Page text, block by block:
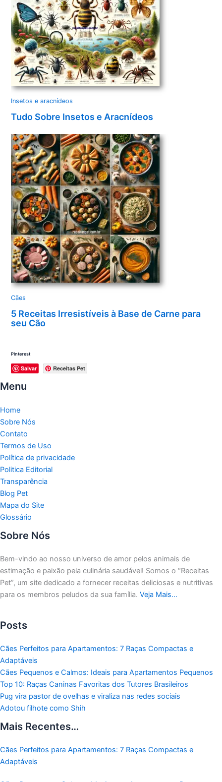
Insetos e aracnídeos
Tudo Sobre Insetos e Aracnídeos
Cães
5 Receitas Irresistíveis à Base de Carne para
seu Cão
Pinterest
Salvar Receitas Pet
Menu
Home
Sobre Nós
Contato
Termos de Uso
Política de privacidade
Politica Editorial
Transparência
Blog Pet
Mapa do Site
Glossário
Sobre Nós
Bem-vindo ao nosso universo de amor pelos animais de
estimação e paixão pela culinária saudável! Somos o “Receitas
Pet”, um site dedicado a fornecer receitas deliciosas e nutritivas
para os membros peludos da sua família. Veja Mais…
Posts
Cães Perfeitos para Apartamentos: 7 Raças Compactas e
Adaptáveis
Cães Pequenos e Calmos: Ideais para Apartamentos Pequenos
Top 10: Raças Caninas Favoritas dos Tutores Brasileiros
Pug vira pastor de ovelhas e viraliza nas redes sociais
Adotou filhote como Shih
Mais Recentes…
Cães Perfeitos para Apartamentos: 7 Raças Compactas e
Adaptáveis